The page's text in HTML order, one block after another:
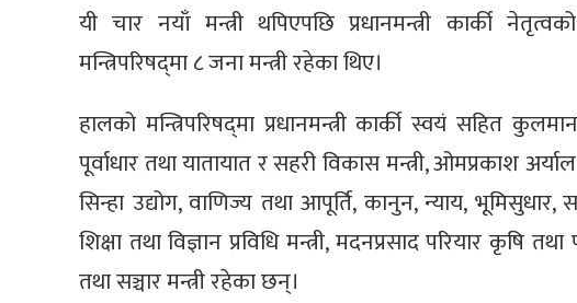
यी चार नयाँ मन्त्री थपिएपछि प्रधानमन्त्री कार्की
मन्त्रिपरिषद्‌मा ८ जना मन्त्री रहेका थिए।
हालको मन्त्रिपरिषद्‌मा प्रधानमन्त्री कार्की स्वयं सहित
पूर्वाधार तथा यातायात र सहरी विकास मन्त्री, ओमप्रकाश
सिन्हा उद्योग, वाणिज्य तथा आपूर्ति, कानुन, न्याय, भूमिसुधार,
शिक्षा तथा विज्ञान प्रविधि मन्त्री, मदनप्रसाद परियार
तथा सञ्चार मन्त्री रहेका छन्।